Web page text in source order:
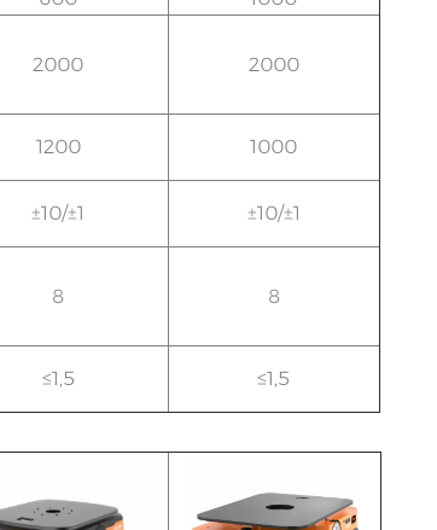
2000 2000
1200 1000
±10/±1 ±10/±1
8 8
≤1,5 ≤1,5